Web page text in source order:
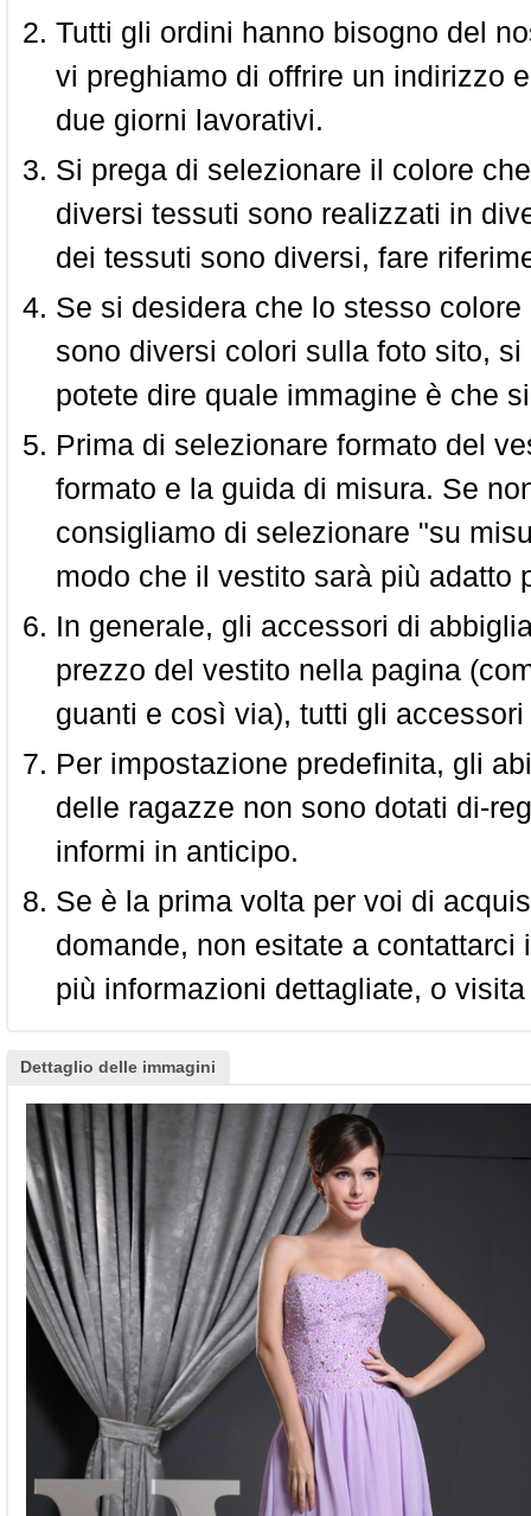
Tutti gli ordini hanno bisogno del
vi preghiamo di offrire un indirizzo
due giorni lavorativi.
Si prega di selezionare il colore
diversi tessuti sono realizzati in
dei tessuti sono diversi, fare
Se si desidera che lo stesso
sono diversi colori sulla foto sito,
potete dire quale immagine è che
Prima di selezionare formato del
formato e la guida di misura. Se
consigliamo di selezionare "su
modo che il vestito sarà più adatto
In generale, gli accessori di
prezzo del vestito nella pagina
guanti e così via), tutti gli
Per impostazione predefinita, gli
delle ragazze non sono dotati di-
informi in anticipo.
Se è la prima volta per voi di
domande, non esitate a
più informazioni dettagliate, o
Dettaglio delle immagini